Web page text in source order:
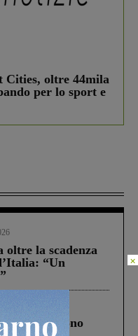
Cities, oltre 44mila
per lo sport e
oltre la scadenza
“Un
cui morirono
×